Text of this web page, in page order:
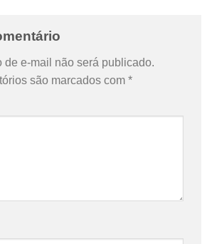
de e-mail não será publicado.
são marcados com *